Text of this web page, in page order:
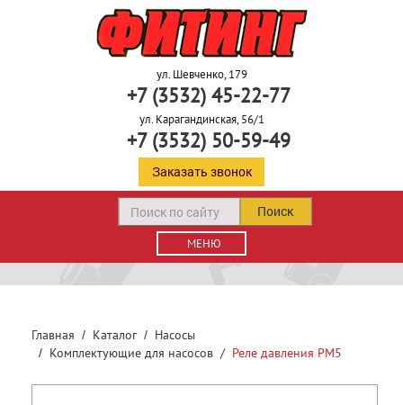
ул. Шевченко, 179
+7 (3532) 45-22-77
ул. Карагандинская, 56/1
+7 (3532) 50-59-49
Заказать звонок
МЕНЮ
Поиск
Главная Каталог
Насосы
Комплектующие для насосов
Реле давления РМ5